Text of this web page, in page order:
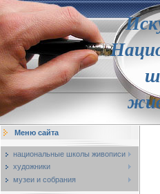
Меню сайта
национальные школы живописи
художники
музеи и собрания